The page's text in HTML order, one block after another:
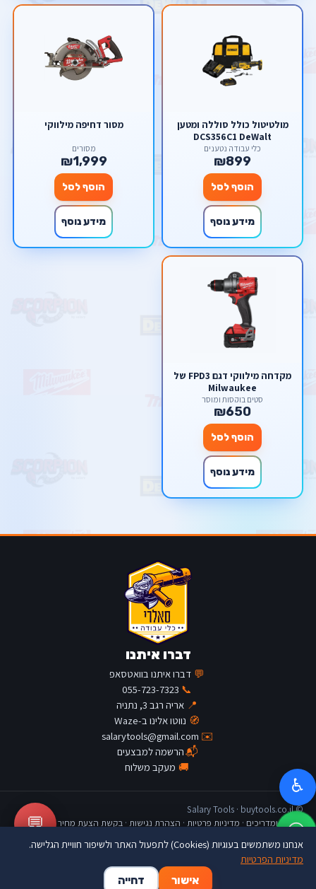
מולטיטול כולל סוללה ומטען
DCS356C1 DeWalt
כלי עבודה נטענים
₪899
הוסף לסל
מידע נוסף
מסור דחיפה מילווקי
מסורים
₪1,999
הוסף לסל
מידע נוסף
מקדחה מילווקי דגם FPD3 של
Milwaukee
סטים בוקסות ומוסך
₪650
הוסף לסל
מידע נוסף
דברו איתנו
💬 דברו איתנו בוואטסאפ
📞
055-723-7323
📍 אריה רגב 3, נתניה
🧭 נווטו אלינו ב-Waze
✉️
salarytools@gmail.com
📬הרשמה למבצעים
🚚 מעקב משלוח
© Salary Tools · buytools.co.il
כתבות ומדריכים · מדיניות פרטיות · הצהרת נגישות · בקשת הצעת מחיר 💬
♿
🛒
אנחנו משתמשים בעוגיות (Cookies) לתפעול האתר ולשיפור חוויית הגלישה.
מדיניות הפרטיות
אישור
דחייה